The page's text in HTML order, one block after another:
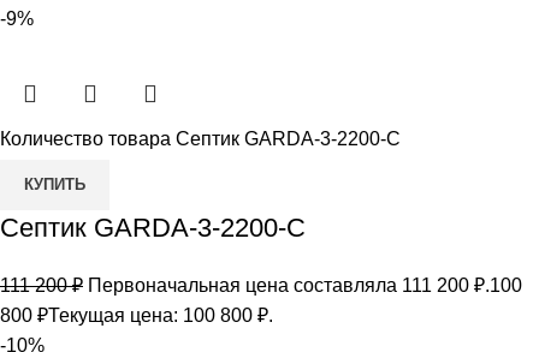
-9%
Количество товара Септик GARDA-3-2200-С
КУПИТЬ
Септик GARDA-3-2200-С
111 200₽ Первоначальная цена составляла 111 200 ₽.100
800 ₽Текущая цена: 100 800 ₽.
-10%